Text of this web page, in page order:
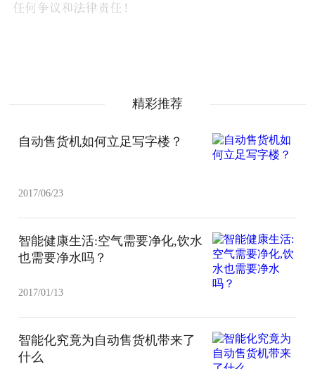
精彩推荐
自动售货机如何立足写字楼？
2017/06/23
智能健康生活:空气需要净化,饮水
也需要净水吗？
2017/01/13
智能化究竟为自动售货机带来了
什么